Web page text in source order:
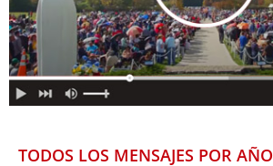
TODOS LOS MENSAJES POR AÑO